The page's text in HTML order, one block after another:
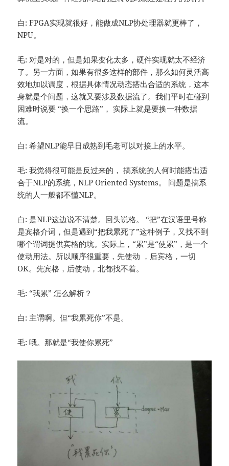
白: FPGA实现就很好，能做成NLP协处理器就更棒了，
NPU。
毛: 对是对的，但是如果变化太多，硬件实现就太不经济
了。另一方面，如果有很多这样的部件，那么如何灵活高
效地加以调度，根据具体情况动态搭出合适的系统，这本
身就是个问题，这就又要涉及数据流了。我们平时在碰到
困难时说要 “换一个思路”， 实际上就是要换一种数据
流。
白: 希望NLP能早日成熟到毛老可以对接上的水平。
毛: 我觉得很可能是反过来的， 搞系统的人何时能搭出适
合于NLP的系统，NLP Oriented Systems。 问题是搞系
统的人一般都不懂NLP。
白: 是NLP这边说不清楚。回头说格。 “把”在汉语里号称
是宾格介词，但是遇到“把我累死了”这种例子，又找不到
哪个谓词提供宾格的坑。实际上，“累”是“使累”，是一个
使动用法。所以顺序很重要，先使动 ，后宾格，一切
OK。先宾格，后使动，北都找不着。
毛: “我累” 怎么解析？
白: 主谓啊。但“我累死你”不是。
毛: 哦。那就是“我使你累死”